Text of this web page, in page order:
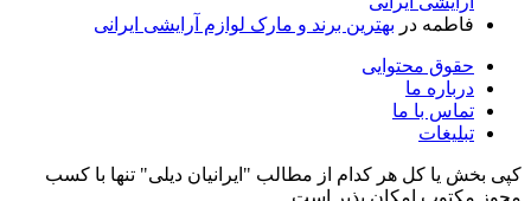
فاطمه در بهترین برند و مارک لوازم آرایشی ایرانی
حقوق محتوایی
درباره ما
تماس با ما
تبلیغات
کپی بخش یا کل هر کدام از مطالب "ایرانیان دیلی" تنها با کسب